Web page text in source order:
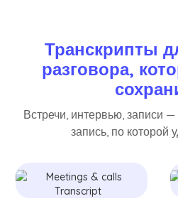
Транскрипты
разговора,
Встречи, интервью, записи
запись, по которой